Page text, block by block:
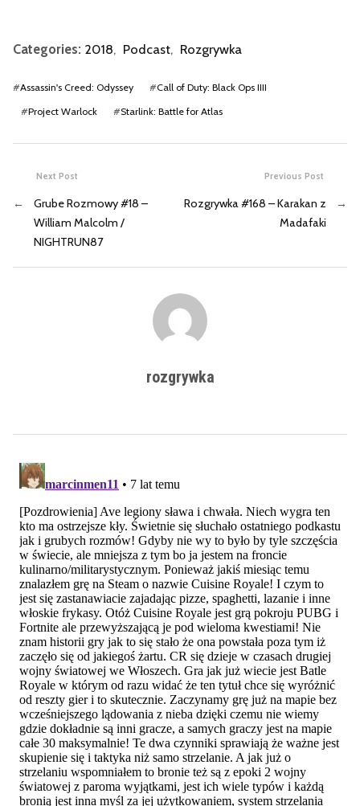
Categories: 2018, Podcast, Rozgrywka
#Assassin's Creed: Odyssey #Call of Duty: Black Ops IIII
#Project Warlock #Starlink: Battle for Atlas
Previous Post
Rozgrywka #168 – Karakan z
Madafaki
→
Next Post
←
Grube Rozmowy #18 –
William Malcolm /
NIGHTRUN87
rozgrywka